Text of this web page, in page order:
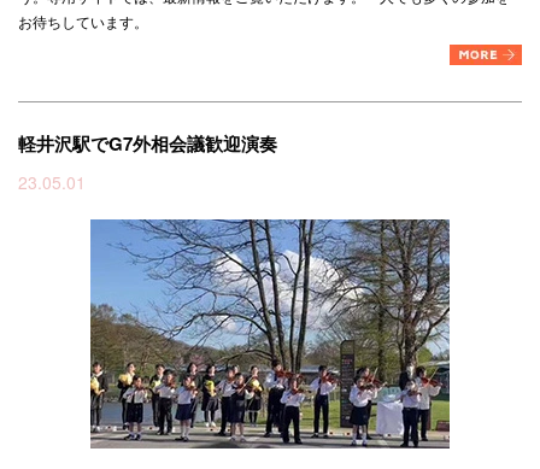
お待ちしています。
軽井沢駅でG7外相会議歓迎演奏
23.05.01